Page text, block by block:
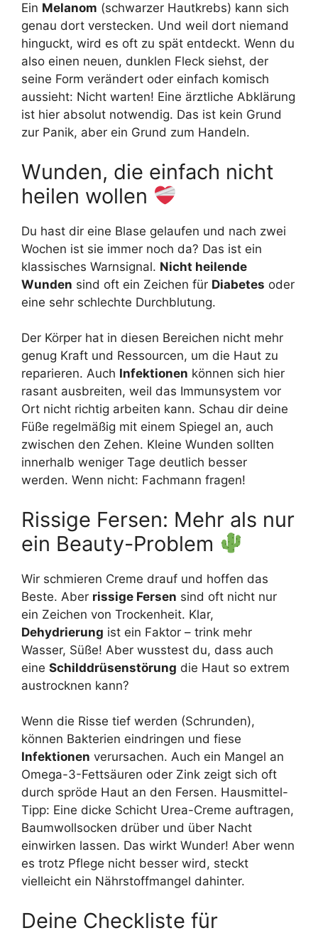
Ein Melanom (schwarzer Hautkrebs) kann sich
genau dort verstecken. Und weil dort niemand
hinguckt, wird es oft zu spät entdeckt. Wenn du
also einen neuen, dunklen Fleck siehst, der
seine Form verändert oder einfach komisch
aussieht: Nicht warten! Eine ärztliche Abklärung
ist hier absolut notwendig. Das ist kein Grund
zur Panik, aber ein Grund zum Handeln.
Wunden, die einfach nicht
heilen wollen
Du hast dir eine Blase gelaufen und nach zwei
Wochen ist sie immer noch da? Das ist ein
klassisches Warnsignal. Nicht heilende
Wunden sind oft ein Zeichen für Diabetes oder
eine sehr schlechte Durchblutung.
Der Körper hat in diesen Bereichen nicht mehr
genug Kraft und Ressourcen, um die Haut zu
reparieren. Auch Infektionen können sich hier
rasant ausbreiten, weil das Immunsystem vor
Ort nicht richtig arbeiten kann. Schau dir deine
Füße regelmäßig mit einem Spiegel an, auch
zwischen den Zehen. Kleine Wunden sollten
innerhalb weniger Tage deutlich besser
werden. Wenn nicht: Fachmann fragen!
Rissige Fersen: Mehr als nur
ein Beauty-Problem
Wir schmieren Creme drauf und hoffen das
Beste. Aber rissige Fersen sind oft nicht nur
ein Zeichen von Trockenheit. Klar,
Dehydrierung ist ein Faktor – trink mehr
Wasser, Süße! Aber wusstest du, dass auch
eine Schilddrüsenstörung die Haut so extrem
austrocknen kann?
Wenn die Risse tief werden (Schrunden),
können Bakterien eindringen und fiese
Infektionen verursachen. Auch ein Mangel an
Omega-3-Fettsäuren oder Zink zeigt sich oft
durch spröde Haut an den Fersen. Hausmittel-
Tipp: Eine dicke Schicht Urea-Creme auftragen,
Baumwollsocken drüber und über Nacht
einwirken lassen. Das wirkt Wunder! Aber wenn
es trotz Pflege nicht besser wird, steckt
vielleicht ein Nährstoffmangel dahinter.
Deine Checkliste für